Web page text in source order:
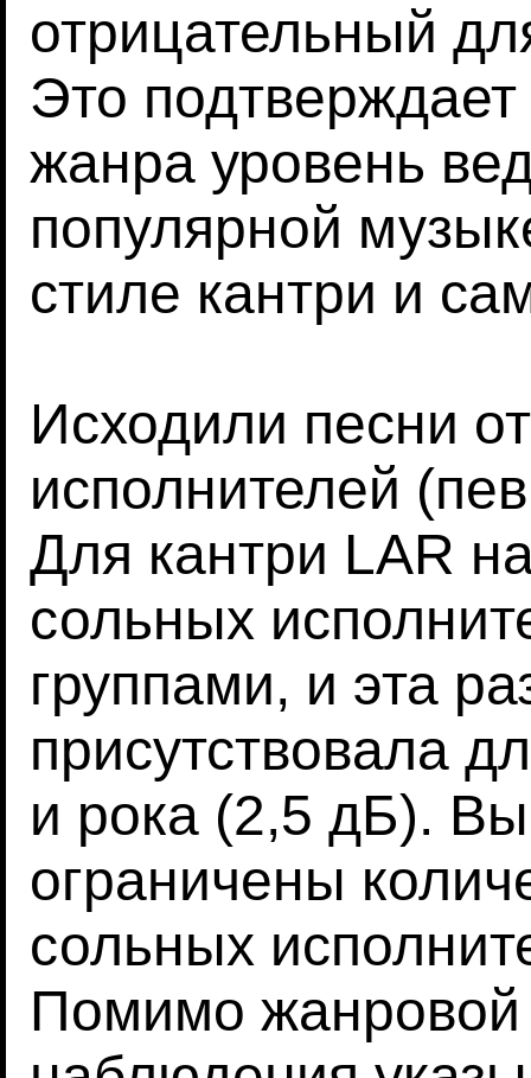
отрицательный
Это
жанра уровень
популярной
стиле кантри и
Исходили песни
исполнителей
Для кантри LAR
сольных
группами, и эта
присутствовала
и рока (2,5 дБ).
ограничены
сольных
Помимо жанровой